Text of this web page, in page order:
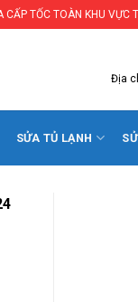
CẤP TỐC TOÀN KHU VỰC
Địa
SỬA TỦ LẠNH